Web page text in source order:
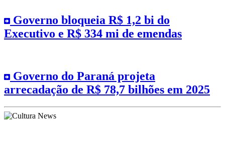
Governo bloqueia R$ 1,2 bi do
Executivo e R$ 334 mi de emendas
Governo do Paraná projeta
arrecadação de R$ 78,7 bilhões em 2025